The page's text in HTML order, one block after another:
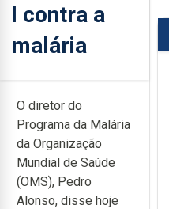
l contra a
malária
O diretor do
Programa da Malária
da Organização
Mundial de Saúde
(OMS), Pedro
Alonso, disse hoje